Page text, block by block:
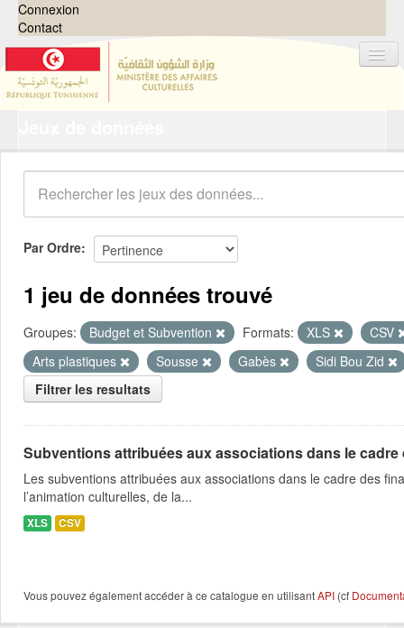
Connexion
Contact
Organisations
Groupes
Demandes 0
À propos
Par Ordre
1 jeu de données trouvé
Groupes: Budget et Subvention Formats: XLS
CSV
Arts plastiques
Sousse Gabès
Sidi Bou Zid
Filtrer les resultats
Subventions attribuées aux associations dans le
Les subventions attribuées aux associations dans le cadre des
l’animation culturelles, de la...
XLS CSV
Vous pouvez également accéder à ce catalogue en utilisantAPI (cf